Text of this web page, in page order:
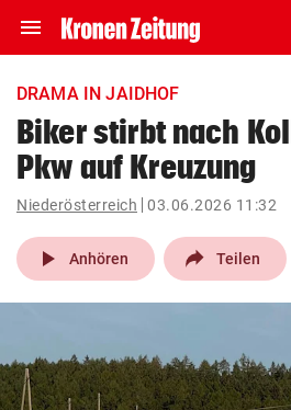
menu Navigation
ein-/ausklappen
account_circle Anmelden
pin_drop
Wien
bookmark
search
Suchbegriff
eingeben
DRAMA IN JAIDHOF
Biker stirbt nach
Pkw auf Kreuzung
Niederösterreich 03.06.2026 11:32
play_arrow Anhören Teilen